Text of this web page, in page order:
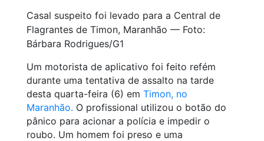
Casal suspeito foi levado para a Central de
Flagrantes de Timon, Maranhão — Foto:
Bárbara Rodrigues/G1
Um motorista de aplicativo foi feito refém
durante uma tentativa de assalto na tarde
desta quarta-feira (6) em Timon, no
Maranhão. O profissional utilizou o botão do
pânico para acionar a polícia e impedir o
roubo. Um homem foi preso e uma